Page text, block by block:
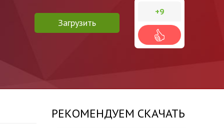
Загрузить
+9
РЕКОМЕНДУЕМ СКАЧАТЬ